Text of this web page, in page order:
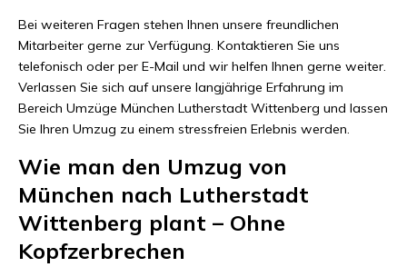
Bei weiteren Fragen stehen Ihnen unsere freundlichen
Mitarbeiter gerne zur Verfügung. Kontaktieren Sie uns
telefonisch oder per E-Mail und wir helfen Ihnen gerne weiter.
Verlassen Sie sich auf unsere langjährige Erfahrung im
Bereich Umzüge München Lutherstadt Wittenberg und lassen
Sie Ihren Umzug zu einem stressfreien Erlebnis werden.
Wie man den Umzug von
München nach Lutherstadt
Wittenberg plant – Ohne
Kopfzerbrechen